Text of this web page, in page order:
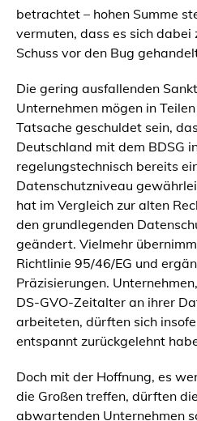
betrachtet – hohen Summe
vermuten, dass es sich dabei
Schuss vor den Bug
Die gering ausfallenden
Unternehmen mögen in
Tatsache geschuldet sein,
Deutschland mit dem BDSG
regelungstechnisch bereits
Datenschutzniveau
hat im Vergleich zur alten
den grundlegenden
geändert. Vielmehr
Richtlinie 95/46/EG und
Präzisierungen.
DS-GVO-Zeitalter an ihrer
arbeiteten, dürften sich
entspannt zurückgelehnt
Doch mit der Hoffnung, es
die Großen treffen, dürften
abwartenden Unternehmen